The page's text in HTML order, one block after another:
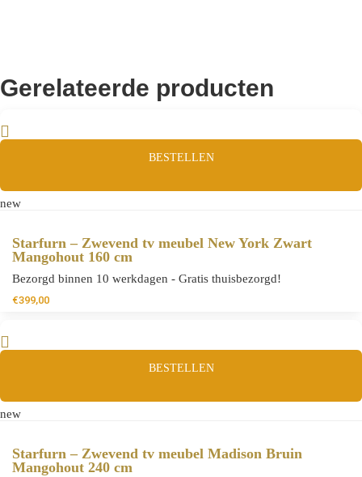
Gerelateerde producten
BESTELLEN
new
Starfurn – Zwevend tv meubel New York Zwart
Mangohout 160 cm
Bezorgd binnen 10 werkdagen - Gratis thuisbezorgd!
€399,00
BESTELLEN
new
Starfurn – Zwevend tv meubel Madison Bruin
Mangohout 240 cm